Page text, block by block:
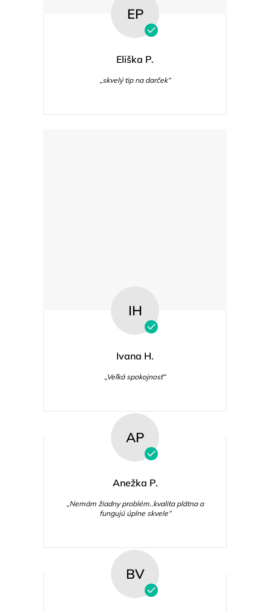
EP
Eliška P.
„skvelý tip na darček“
IH
Ivana H.
„Veľká spokojnosť“
AP
Anežka P.
„Nemám žiadny problém..kvalita plátna a
fungujú úplne skvele“
BV